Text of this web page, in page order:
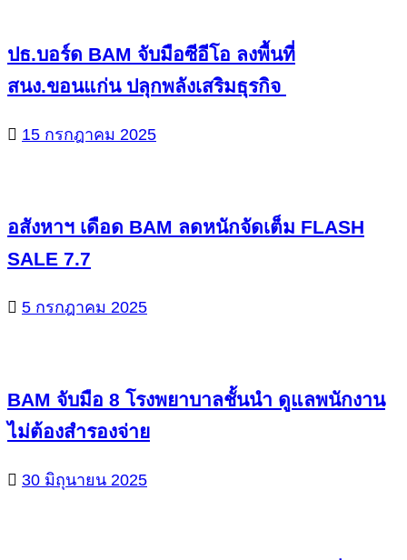
ปธ.บอร์ด BAM จับมือซีอีโอ ลงพื้นที่
สนง.ขอนแก่น ปลุกพลังเสริมธุรกิจ
15 กรกฎาคม 2025
อสังหาฯ เดือด BAM ลดหนักจัดเต็ม FLASH
SALE 7.7
5 กรกฎาคม 2025
BAM จับมือ 8 โรงพยาบาลชั้นนำ ดูแลพนักงาน
ไม่ต้องสำรองจ่าย
30 มิถุนายน 2025